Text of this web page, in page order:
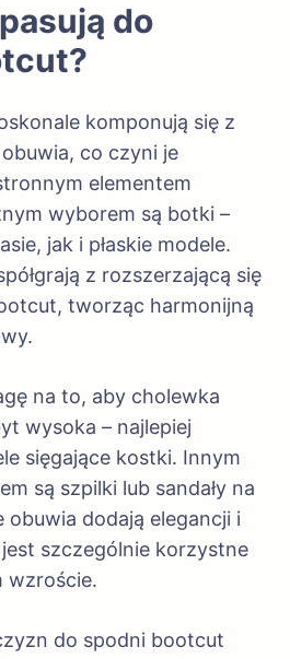
do
komponują się z
co czyni je
elementem
wyborem są botki –
jak i płaskie modele.
z rozszerzającą się
tworząc harmonijną
na to, aby cholewka
wysoka – najlepiej
sięgające kostki. Innym
są szpilki lub sandały na
obuwia dodają elegancji i
szczególnie korzystne
wzroście.
do spodni bootcut